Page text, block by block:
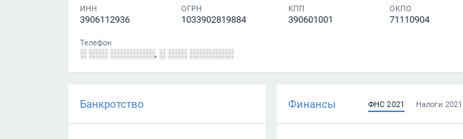
ИНН
3906112936
ОГРН
1033902819884
КПП
390601001
ОКПО
71110904
Телефон
░ ░░░ ░░░░░░░, ░ ░░░ ░░░░░░░
Банкротство Финансы ФНС 2021 Налоги 2021